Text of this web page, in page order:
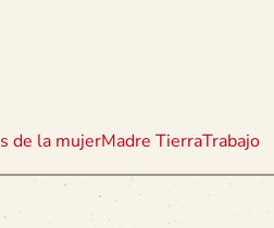
de la mujerMadre TierraTrabajo